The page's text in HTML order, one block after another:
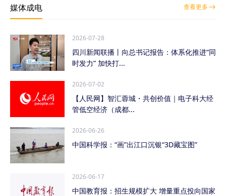
媒体成电 查看更多
2026-07-28
四川新闻联播丨向总书记报告：体系化推进“同
时发力” 加快打...
2026-07-02
【人民网】智汇蓉城・共创价值｜电子科大经
管低空经济（成都...
2026-06-26
中国科学报：“画”出江口沉银“3D藏宝图”
2026-06-17
中国教育报：招生规模扩大 增量重点投向国家